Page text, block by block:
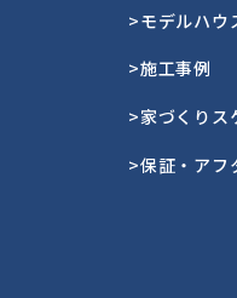
>モデルハウ
>施工事例
>家づくりス
>保証・アフ